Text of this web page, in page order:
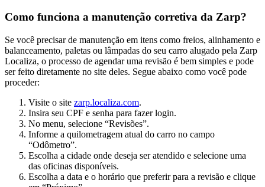
Como funciona a manutenção corretiva da Zarp?
Se você precisar de manutenção em itens como freios, alinhamento e
balanceamento, paletas ou lâmpadas do seu carro alugado pela Zarp
Localiza, o processo de agendar uma revisão é bem simples e pode
ser feito diretamente no site deles. Segue abaixo como você pode
proceder:
Visite o site zarp.localiza.com.
Insira seu CPF e senha para fazer login.
No menu, selecione “Revisões”.
Informe a quilometragem atual do carro no campo
“Odômetro”.
Escolha a cidade onde deseja ser atendido e selecione uma
das oficinas disponíveis.
Escolha a data e o horário que preferir para a revisão e clique